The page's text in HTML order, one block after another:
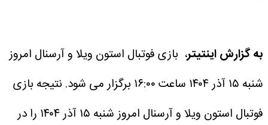
به گزارش اینتیتر، بازی فوتبال استون ویلا و آرسنال امروز
شنبه ۱۵ آذر ۱۴۰۴ ساعت ۱۶:۰۰ برگزار می شود.
نتیجه بازی
فوتبال استون ویلا و آرسنال امروز شنبه ۱۵ آذر ۱۴۰۴ را در